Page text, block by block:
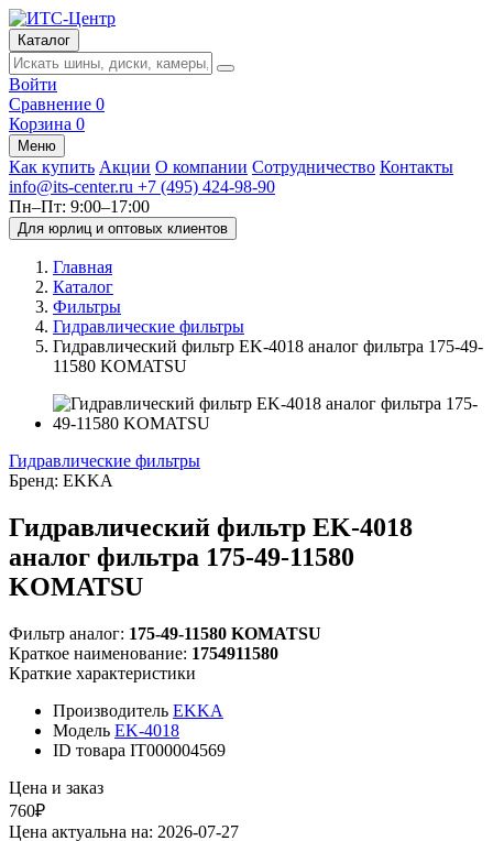
Каталог
Войти
Сравнение 0
Корзина 0
Меню
Как купить Акции О компании Сотрудничество Контакты
info@its-center.ru +7 (495) 424-98-90
Пн–Пт: 9:00–17:00
Для юрлиц и оптовых клиентов
Главная
Каталог
Фильтры
Гидравлические фильтры
Гидравлический фильтр EK-4018 аналог фильтра 175-49-
11580 KOMATSU
Гидравлические фильтры
Бренд: EKKA
Гидравлический фильтр EK-4018
аналог фильтра 175-49-11580
KOMATSU
Фильтр аналог: 175-49-11580 KOMATSU
Краткое наименование: 1754911580
Краткие характеристики
Производитель EKKA
Модель EK-4018
ID товара IT000004569
Цена и заказ
760₽
Цена актуальна на: 2026-07-27